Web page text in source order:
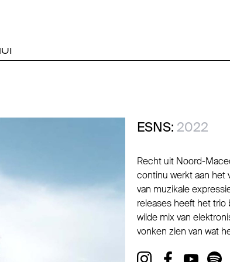
ESNS: 2022
Recht uit Noord-
continu werkt aan het
van muzikale
releases heeft het trio
wilde mix van
vonken zien van wat